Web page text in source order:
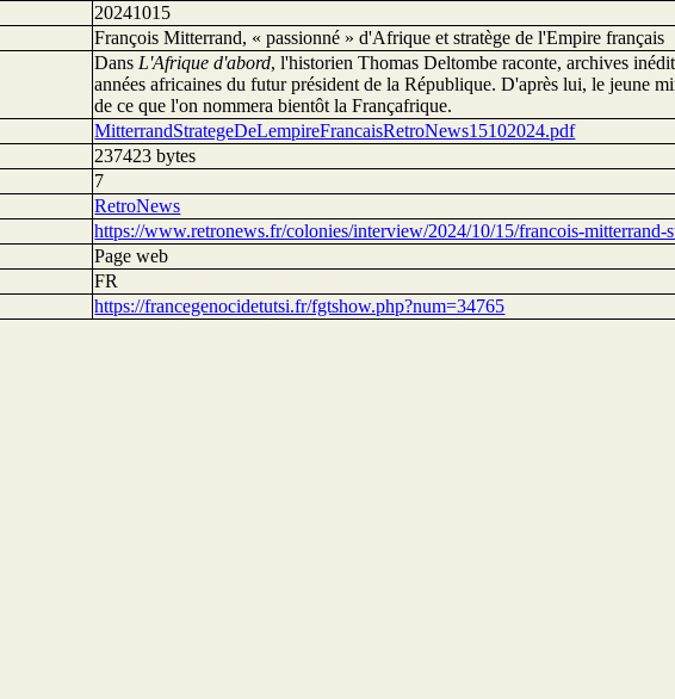
20241015
François Mitterrand, « passionné » d'Afrique et stratège de l'Empire français
Dans L'Afrique d'abord, l'historien Thomas Deltombe raconte, archives
années africaines du futur président de la République. D'après lui, le jeune
de ce que l'on nommera bientôt la Françafrique.
MitterrandStrategeDeLempireFrancaisRetroNews15102024.pdf
237423 bytes
7
RetroNews
https://www.retronews.fr/colonies/interview/2024/10/15/francois-mitterrand-
Page web
FR
https://francegenocidetutsi.fr/fgtshow.php?num=34765